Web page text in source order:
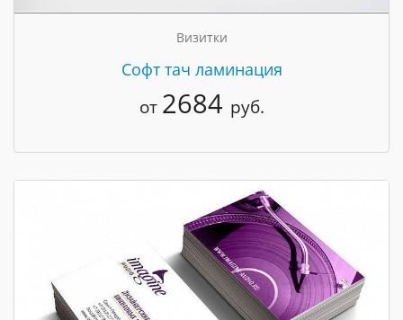
Визитки
Cофт тач ламинация
от 2684 руб.